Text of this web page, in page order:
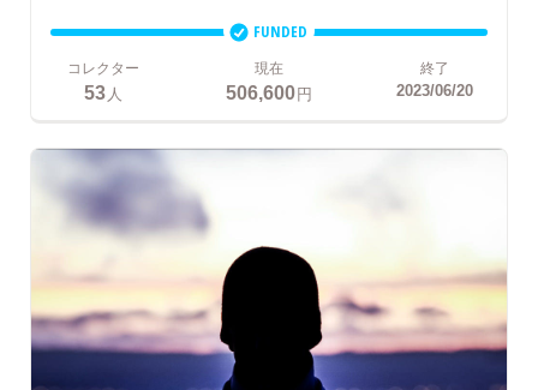
FUNDED
コレクター
53 人
現在
506,600円
終了
2023/06/20